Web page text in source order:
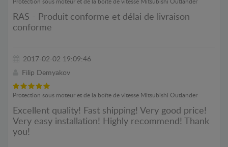
Protection sous moteur et de la boîte de vitesse Mitsubishi Outlander
RAS - Produit conforme et délai de livraison
conforme
2017-02-02 19:09:46
Filip Demyakov
Protection sous moteur et de la boîte de vitesse Mitsubishi Outlander
Excellent quality! Fast shipping! Very good price!
Very easy installation! Highly recommend! Thank
you!